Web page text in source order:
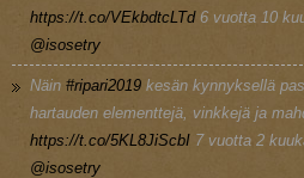
https://t.co/VEkbdtcLTd 6 vuotta 10
@isosetry
Näin #ripari2019 kesän kynnyksellä
hartauden elementtejä, vinkkejä ja
https://t.co/5KL8JiScbI 7 vuotta 2
@isosetry